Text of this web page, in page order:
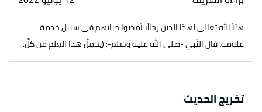
هيّأ الله تعالى لهذا الدين رجالًا أمضوا حياتهم في سبيل خدمة
علومه، قال النّبي -صلى الله عليه وسلم-: (يحمِلُ هذا العِلمَ من كلِّ...
تخريج الحديث